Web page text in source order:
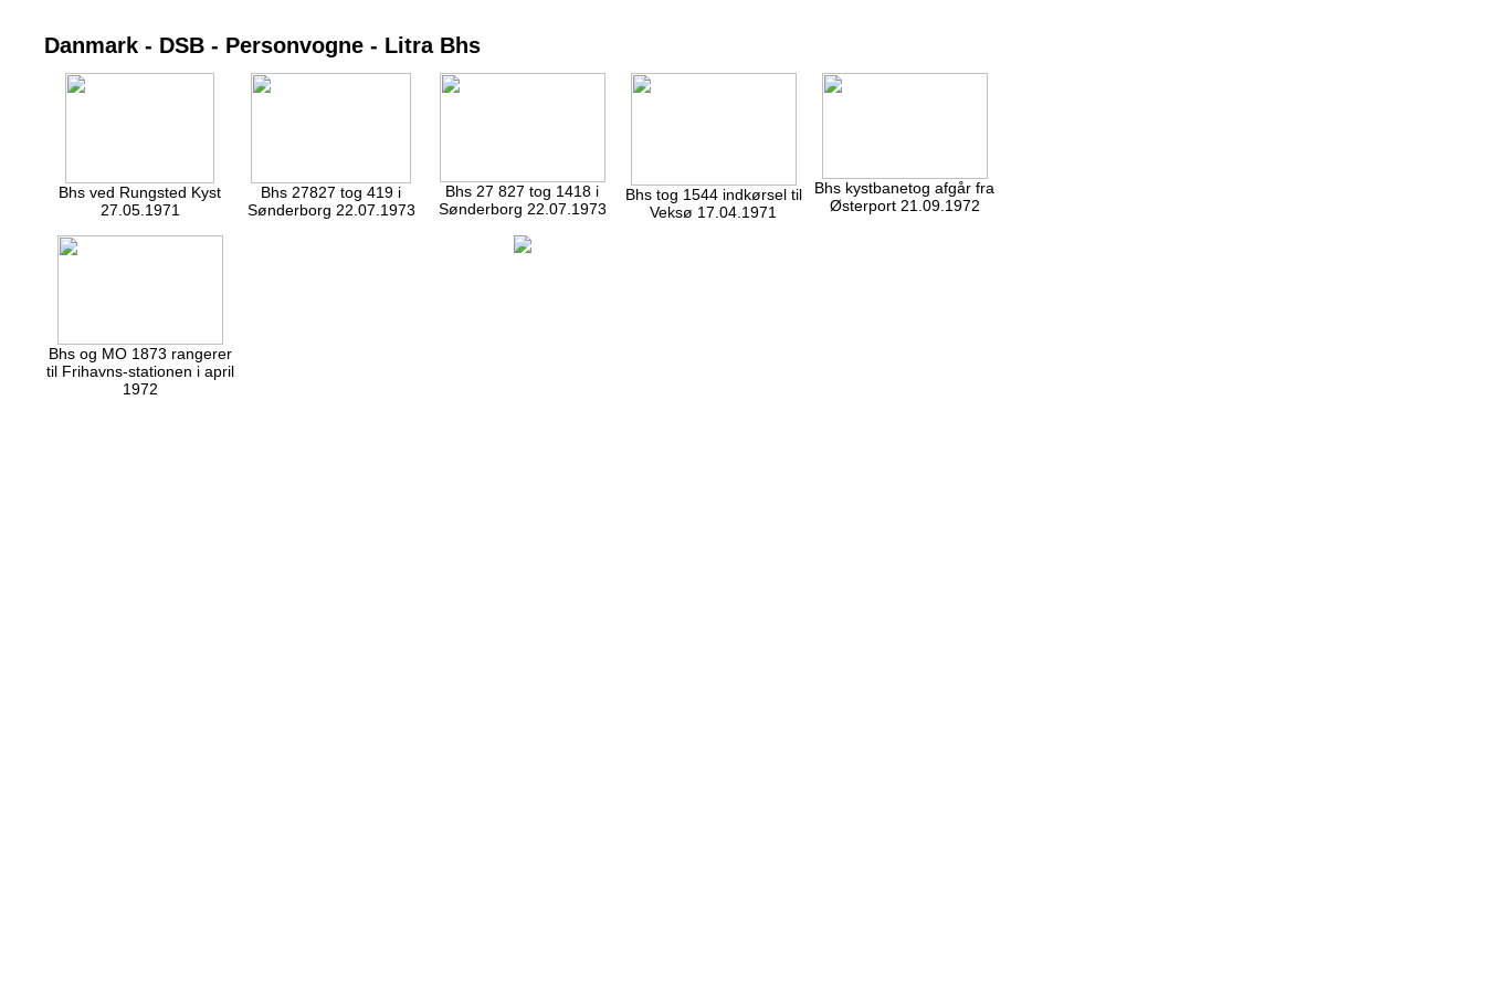
Danmark - DSB - Personvogne - Litra Bhs
Bhs ved Rungsted Kyst
27.05.1971
Bhs 27827 tog 419 i
Sønderborg 22.07.1973
Bhs 27 827 tog 1418 i
Sønderborg 22.07.1973
Bhs tog 1544 indkørsel til
Veksø 17.04.1971
Bhs kystbanetog afgår fra
Østerport 21.09.1972
Bhs og MO 1873 rangerer
til Frihavns-stationen i april
1972